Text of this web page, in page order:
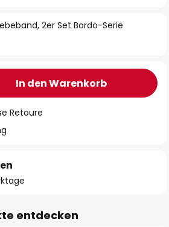
2er Set Bordo-Serie
In den Warenkorb
Retoure
entdecken